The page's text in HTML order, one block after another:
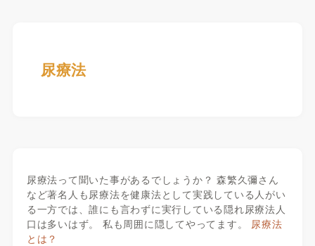
尿療法
尿療法って聞いた事があるでしょうか？ 森繁久彌さん
など著名人も尿療法を健康法として実践している人がい
る一方では、誰にも言わずに実行している隠れ尿療法人
口は多いはず。 私も周囲に隠してやってます。 尿療法
とは？